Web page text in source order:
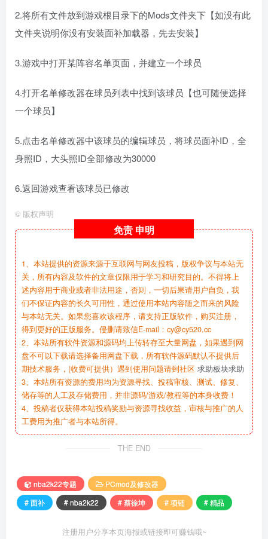
2.将所有文件放到游戏根目录下的Mods文件夹下【如没有此
文件夹说明你没有安装面补加载器，先去安装】
3.游戏中打开某阵容名单页面，并建立一个球员
4.打开名单修改器在球员列表中找到该球员【也可随便选择
一个球员】
5.点击名单修改器中该球员的编辑球员，将球员面补ID，全
身照ID，大头照ID全部修改为30000
6.返回游戏查看该球员已修改
© 版权声明
免责 申明
1、本站提供的资源来源于互联网与网友投稿，版权争议与本站无
关，所有内容及软件的文章仅限用于学习和研究目的。不得将上
述内容用于商业或者非法用途，否则，一切后果请用户自负，我
们不保证内容的长久可用性，通过使用本站内容随之而来的风险
与本站无关。如果您喜欢该程序，请支持正版软件，购买注册，
得到更好的正版服务。侵删请致信E-mail：cy@cy520.cc
2、本站所有软件资源和源码均上传转存至大量网盘，如果遇到网
盘不可以下载请选择备用网盘下载，所有软件源码默认不提供后
期技术服务，(收费可提供）遇到使用问题请到社区 求助板块求助
3、本站所有资源的费用均为资源寻找、投稿审核、测试、修复、
储存等的人工及存储费用，并非源码/游戏/教程等的本身收费！
4、投稿者仅获得本站投稿奖励与资源寻找收益，审核与推广的人
工费用为推广者与本站所得。
THE END
nba2k22专题
PCmod及修改器
# 面补
# nba2k22 # 蔡徐坤 # 项链 # 精品
注册用户分享本页海报或链接即可赚钱哦~